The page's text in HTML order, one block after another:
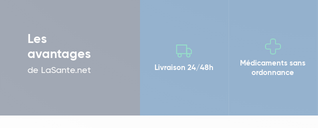
Les
avantages
de LaSante.net Livraison 24/48h
Médicaments sans
ordonnance